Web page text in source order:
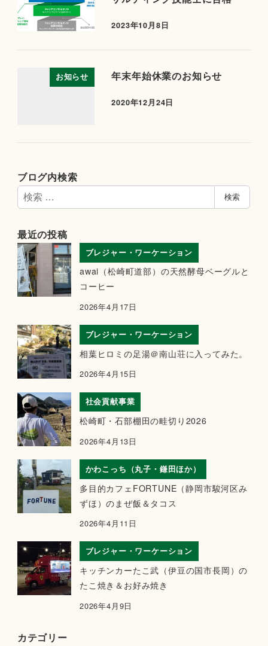
2023年10月8日
お知らせ 年末年始休業のお知らせ
2020年12月24日
ブログ内検索
検
索
検索
最近の投稿
ブレジャー・ワーケーション
awai（松崎町道部）の天然酵母ベーグルと
コーヒー
2026年4月17日
ブレジャー・ワーケーション
相葉ヒロミの足湯＠南山荘に入ってみた。
2026年4月15日
社会貢献事業
松崎町・石部棚田の畦切り2026
2026年4月13日
かわこっち（丸子・鎌田ほか）
多目的カフェFORTUNE（静岡市駿河区み
ずほ）のまぜ飯＆タコス
2026年4月11日
ブレジャー・ワーケーション
キッチンカーたこ武（伊豆の国市長岡）の
たこ焼き＆お好み焼き
2026年4月9日
カテゴリー